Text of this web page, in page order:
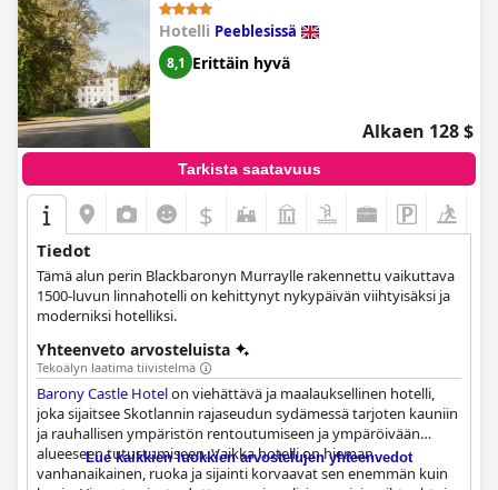
Hotelli Peeblesissä
8,1 Erittäin hyvä
Alkaen 128 $
Tarkista saatavuus
$
Tiedot
Tämä alun perin Blackbaronyn Murraylle rakennettu vaikuttava
1500-luvun linnahotelli on kehittynyt nykypäivän viihtyisäksi ja
moderniksi hotelliksi.
Yhteenveto arvosteluista
Tekoälyn laatima tiivistelmä
Barony Castle Hotelon viehättävä ja maalauksellinen hotelli,
joka sijaitsee Skotlannin rajaseudun sydämessä tarjoten kauniin
ja rauhallisen ympäristön rentoutumiseen ja ympäröivään
alueeseen tutustumiseen. Vaikka hotelli on hieman
vanhanaikainen, ruoka ja sijainti korvaavat sen enemmän kuin
Lue kaikkien luokkien arvostelujen yhteenvedot